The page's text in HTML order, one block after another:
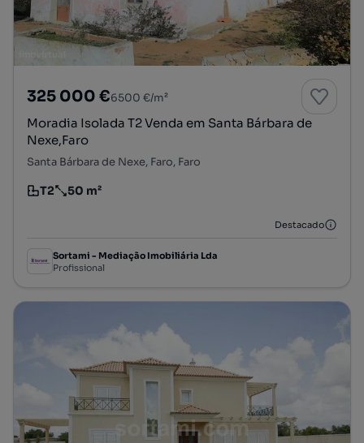
325 000 €6500 €/m²
Moradia Isolada T2 Venda em Santa Bárbara de
Nexe,Faro
Santa Bárbara de Nexe, Faro, Faro
Tipologia
T2
Preço por metro quadrado
50 m²
Destacado
Sortami - Mediação Imobiliária Lda
Profissional